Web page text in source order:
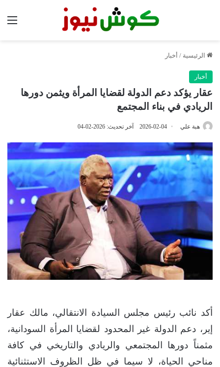
الرئيسية / أخبار
أخبار
عقار يؤكد دعم الدولة لقضايا المرأة ويثمن دورها
الريادي في بناء المجتمع
هبة علي 2026-02-04 آخر تحديث: 2026-02-04
​أكد نائب رئيس مجلس السيادة الانتقالي، مالك عقار
إير، دعم الدولة غير المحدود لقضايا المرأة السودانية،
مثمناً دورها المجتمعي والريادي والتاريخي في كافة
مناحي الحياة، لا سيما في ظل الظروف الاستثنائية